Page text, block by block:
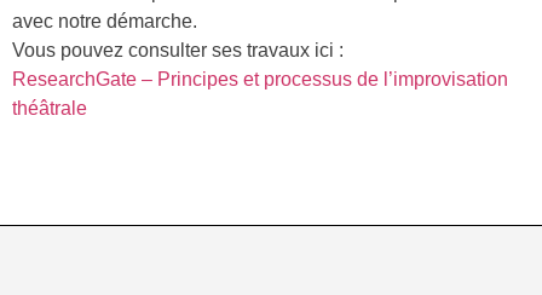
avec notre démarche.
Vous pouvez consulter ses travaux ici :
ResearchGate – Principes et processus de l’improvisation
théâtrale